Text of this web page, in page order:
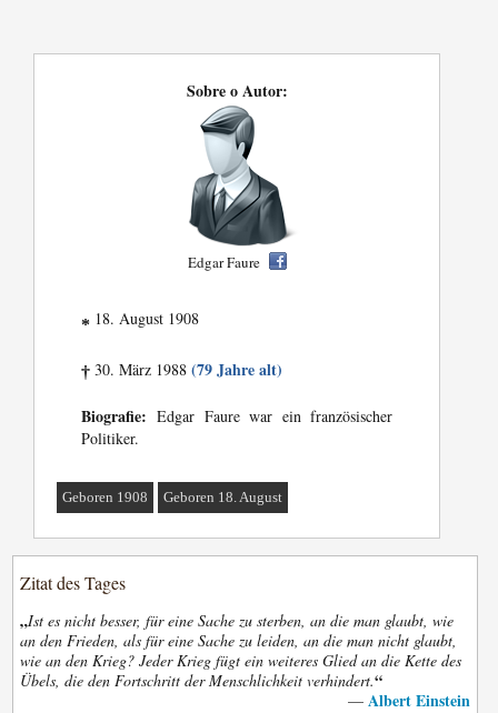
Sobre o Autor:
Edgar Faure
* 18. August 1908
† 30. März 1988(79 Jahre alt)
Biografie: Edgar Faure war ein französischer
Politiker.
Geboren 1908 Geboren 18. August
Zitat des Tages
„Ist es nicht besser, für eine Sache zu sterben, an die man glaubt, wie
an den Frieden, als für eine Sache zu leiden, an die man nicht glaubt,
wie an den Krieg? Jeder Krieg fügt ein weiteres Glied an die Kette des
Übels, die den Fortschritt der Menschlichkeit verhindert.“
— Albert Einstein